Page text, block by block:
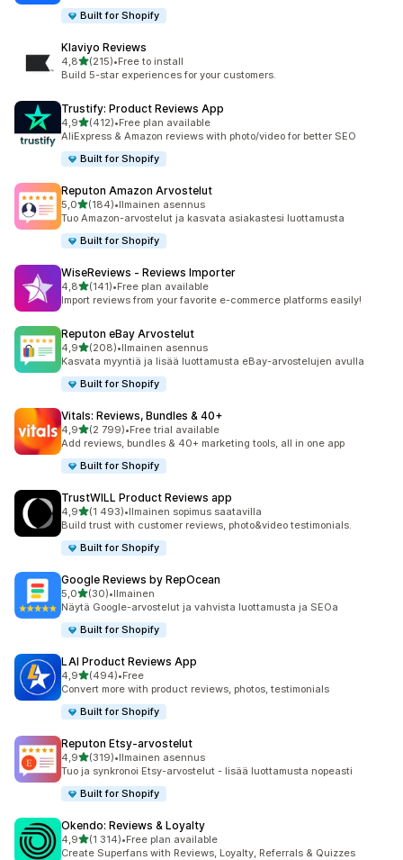
Built for Shopify
Klaviyo Reviews
4,8/ 5 tähteä
(215)
215 arvostelua yhteensä
•Free to install
Build 5-star experiences for your customers.
Trustify: Product Reviews App
4,9/ 5 tähteä
(412)
412 arvostelua yhteensä
•Free plan available
AliExpress & Amazon reviews with photo/video for better SEO
Built for Shopify
Reputon Amazon Arvostelut
5,0/ 5 tähteä
(184)
184 arvostelua yhteensä
•Ilmainen asennus
Tuo Amazon-arvostelut ja kasvata asiakastesi luottamusta
Built for Shopify
WiseReviews ‑ Reviews Importer
4,8/ 5 tähteä
(141)
141 arvostelua yhteensä
•Free plan available
Import reviews from your favorite e-commerce platforms easily!
Reputon eBay Arvostelut
4,9/ 5 tähteä
(208)
208 arvostelua yhteensä
•Ilmainen asennus
Kasvata myyntiä ja lisää luottamusta eBay-arvostelujen avulla
Built for Shopify
Vitals: Reviews, Bundles & 40+
4,9/ 5 tähteä
(2 799)
2799 arvostelua yhteensä
•Free trial available
Add reviews, bundles & 40+ marketing tools, all in one app
Built for Shopify
TrustWILL Product Reviews app
4,9/ 5 tähteä
(1 493)
1493 arvostelua yhteensä
•Ilmainen sopimus saatavilla
Build trust with customer reviews, photo&video testimonials.
Built for Shopify
Google Reviews by RepOcean
5,0/ 5 tähteä
(30)
30 arvostelua yhteensä
•Ilmainen
Näytä Google-arvostelut ja vahvista luottamusta ja SEOa
Built for Shopify
LAI Product Reviews App
4,9/ 5 tähteä
(494)
494 arvostelua yhteensä
•Free
Convert more with product reviews, photos, testimonials
Built for Shopify
Reputon Etsy‑arvostelut
4,9/ 5 tähteä
(319)
319 arvostelua yhteensä
•Ilmainen asennus
Tuo ja synkronoi Etsy-arvostelut - lisää luottamusta nopeasti
Built for Shopify
Okendo: Reviews & Loyalty
4,9/ 5 tähteä
(1 314)
1314 arvostelua yhteensä
•Free plan available
Create Superfans with Reviews, Loyalty, Referrals & Quizzes